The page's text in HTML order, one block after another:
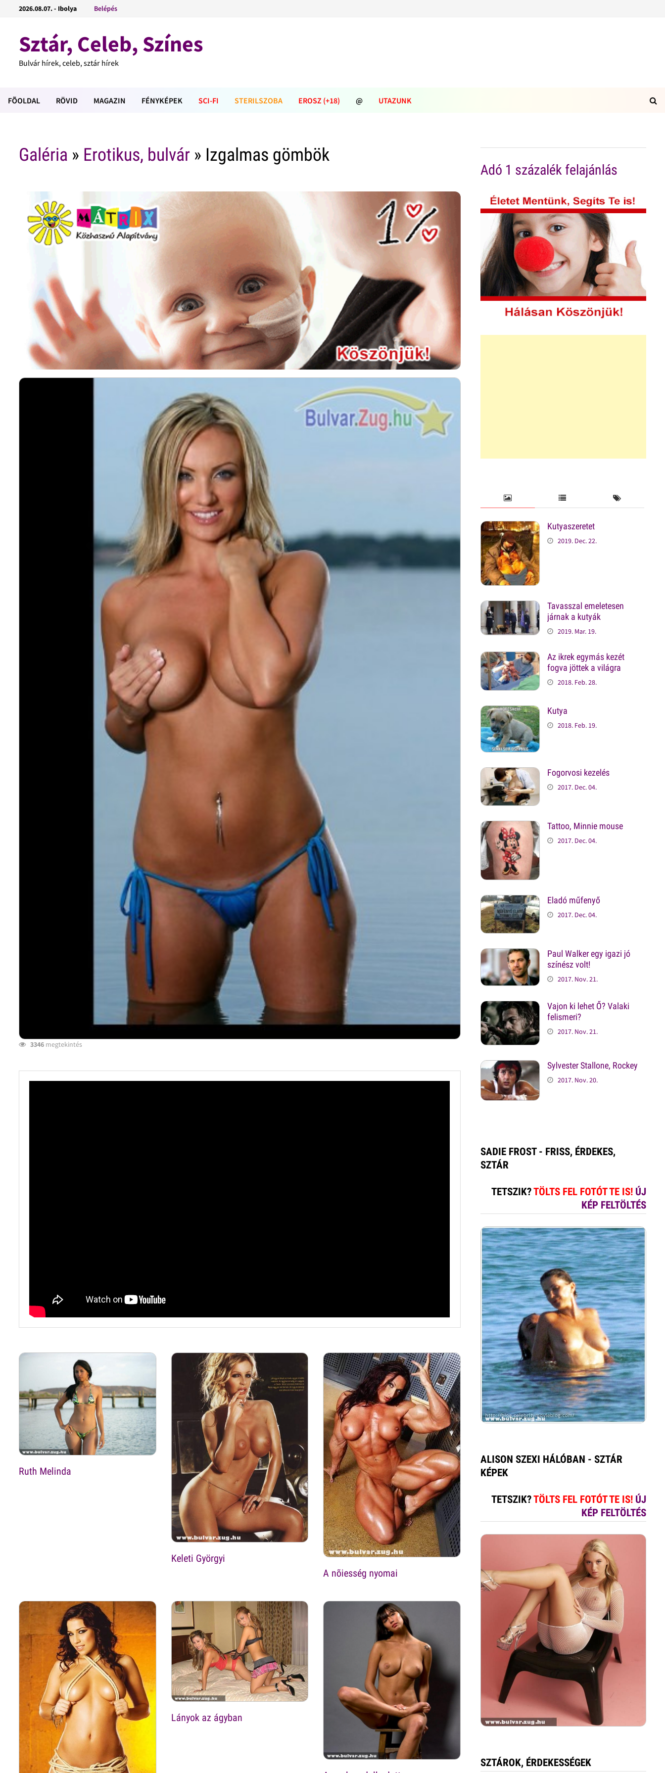
2026.08.07. - Ibolya Belépés
Sztár, Celeb, Színes
Bulvár hírek, celeb, sztár hírek
FÕOLDAL RÖVID MAGAZIN FÉNYKÉPEK SCI-FI STERILSZOBA EROSZ (+18) @ UTAZUNK
Galéria » Erotikus, bulvár » Izgalmas gömbök
3346 megtekintés
Ruth Melinda
Keleti Györgyi
A nõiesség nyomai
Lányok az ágyban
Adó 1 százalék felajánlás
Kutyaszeretet
2019. Dec. 22.
Tavasszal emeletesen
járnak a kutyák
2019. Mar. 19.
Az ikrek egymás kezét
fogva jöttek a világra
2018. Feb. 28.
Kutya
2018. Feb. 19.
Fogorvosi kezelés
2017. Dec. 04.
Tattoo, Minnie mouse
2017. Dec. 04.
Eladó műfenyő
2017. Dec. 04.
Paul Walker egy igazi jó
színész volt!
2017. Nov. 21.
Vajon ki lehet Ő? Valaki
felismeri?
2017. Nov. 21.
Sylvester Stallone, Rockey
2017. Nov. 20.
SADIE FROST - FRISS, ÉRDEKES,
SZTÁR
TETSZIK?TÖLTS FEL FOTÓT TE IS! ÚJ
KÉP FELTÖLTÉS
ALISON SZEXI HÁLÓBAN - SZTÁR
KÉPEK
TETSZIK?TÖLTS FEL FOTÓT TE IS! ÚJ
KÉP FELTÖLTÉS
SZTÁROK, ÉRDEKESSÉGEK